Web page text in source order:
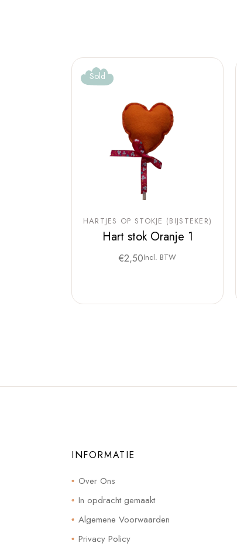
Sold
HARTJES OP STOKJE (BIJSTEKER)
Hart stok Oranje 1
€2,50Incl. BTW
INFORMATIE
Over Ons
In opdracht gemaakt
Algemene Voorwaarden
Privacy Policy